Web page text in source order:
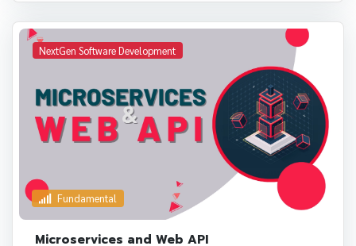
NextGen Software Development
Fundamental
Microservices and Web API